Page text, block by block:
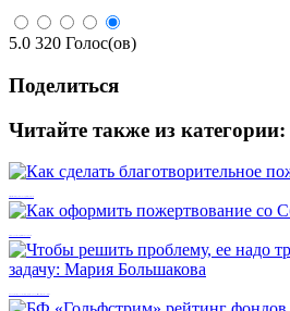
5.0 320 Голос(ов)
Поделиться
Читайте также из категории: